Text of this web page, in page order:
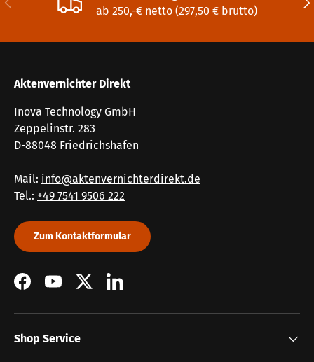
ab 250,-€ netto (297,50 € brutto)
Aktenvernichter Direkt
Inova Technology GmbH
Zeppelinstr. 283
D-88048 Friedrichshafen
Mail: info@aktenvernichterdirekt.de
Tel.: +49 7541 9506 222
Zum Kontaktformular
FacebookYouTubeTwitterLinkedIn
Shop Service